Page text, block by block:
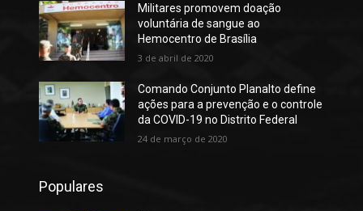
Militares promovem doação
voluntária de sangue ao
Hemocentro de Brasília
3 de abril de 2020
Comando Conjunto Planalto define
ações para a prevenção e o controle
da COVID-19 no Distrito Federal
24 de março de 2020
Populares